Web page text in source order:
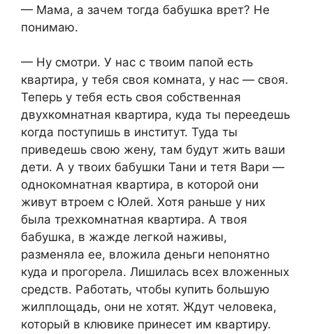
— Мама, а зачем тогда бабушка врет? Не
понимаю.
— Ну смотри. У нас с твоим папой есть
квартира, у тебя своя комната, у нас — своя.
Теперь у тебя есть своя собственная
двухкомнатная квартира, куда ты переедешь
когда поступишь в институт. Туда ты
приведешь свою жену, там будут жить ваши
дети. А у твоих бабушки Тани и тетя Вари —
однокомнатная квартира, в которой они
живут втроем с Юлей. Хотя раньше у них
была трехкомнатная квартира. А твоя
бабушка, в жажде легкой наживы,
разменяла ее, вложила деньги непонятно
куда и прогорела. Лишилась всех вложенных
средств. Работать, чтобы купить большую
жилплощадь, они не хотят. Ждут человека,
который в клювике принесет им квартиру.